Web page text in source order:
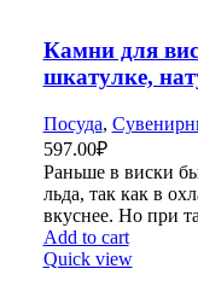
Камни для
шкатулке,
Посуда,
597.00₽
Раньше в виски
льда, так как в
вкуснее. Но при
Add to cart
Quick view